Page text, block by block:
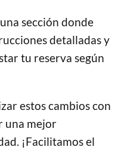
sección donde
detalladas y
tu reserva según
estos cambios con
una mejor
¡Facilitamos el